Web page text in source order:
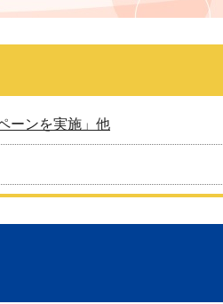
ーンを実施」他